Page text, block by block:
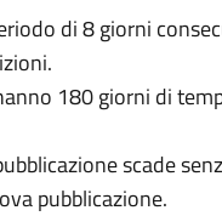
di 8 giorni
180 giorni di
scade
pubblicazione.